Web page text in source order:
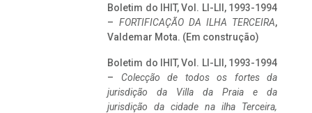
Boletim do IHIT, Vol. LI-LII, 1993-1994
– FORTIFICAÇÃO DA ILHA TERCEIRA,
Valdemar Mota. (Em construção)
Boletim do IHIT, Vol. LI-LII, 1993-1994
– Colecção de todos os fortes da
jurisdição da Villa da Praia e da
jurisdição da cidade na ilha Terceira,